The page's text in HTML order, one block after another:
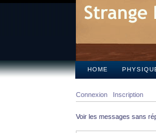
HOME
Connexion Inscription
Voir les messages sans